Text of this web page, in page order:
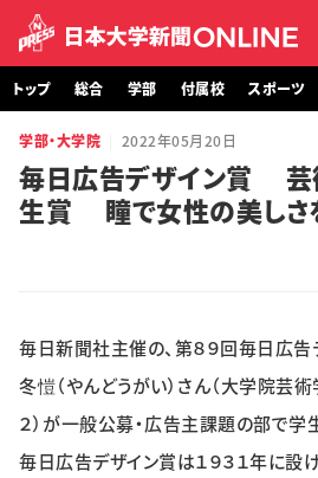
トップ
総合
スポーツ
トップ 総合 学部 付属校 スポーツ
学部・大学院 2022年05月20日
毎日広告デザイン賞 芸
生賞 瞳で女性の美し
毎日新聞社主催の、第８９回毎日広告
冬愷（やんどうがい）さん（大学院芸
２）が一般公募・広告主課題の部で学
毎日広告デザイン賞は１９３１年に設